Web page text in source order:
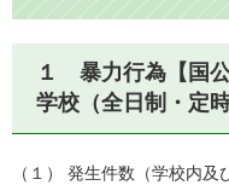
１ 暴力行為【国
学校（全日制・定
（１） 発生件数（学校内及